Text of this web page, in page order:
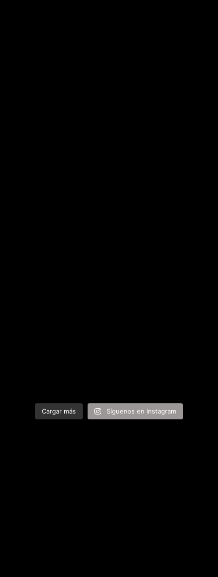
Cargar más Síguenos en Instagram